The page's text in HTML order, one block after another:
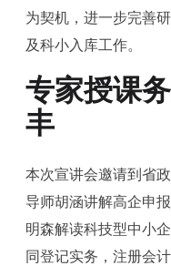
为契机，进一步完善
及科小入库工作。
专家授课
丰
本次宣讲会邀请到省
导师胡涵讲解高企申
明森解读科技型中小
同登记实务，注册会